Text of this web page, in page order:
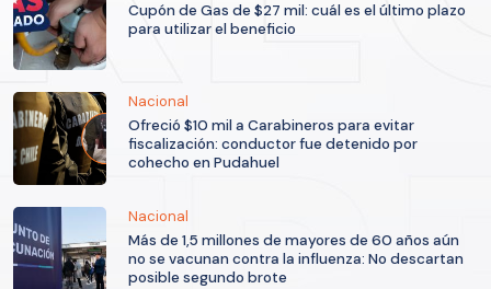
Cupón de Gas de $27 mil: cuál es el último plazo
para utilizar el beneficio
Nacional
Ofreció $10 mil a Carabineros para evitar
fiscalización: conductor fue detenido por
cohecho en Pudahuel
Nacional
Más de 1,5 millones de mayores de 60 años aún
no se vacunan contra la influenza: No descartan
posible segundo brote